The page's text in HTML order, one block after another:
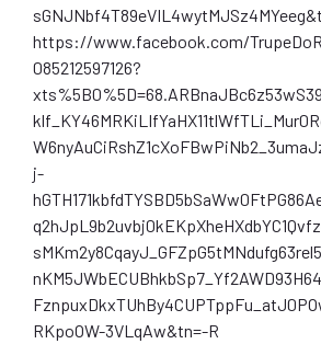
https://www.facebook.com/
085212597126?
j-
RKpoOW-3VLqAw&tn=-R